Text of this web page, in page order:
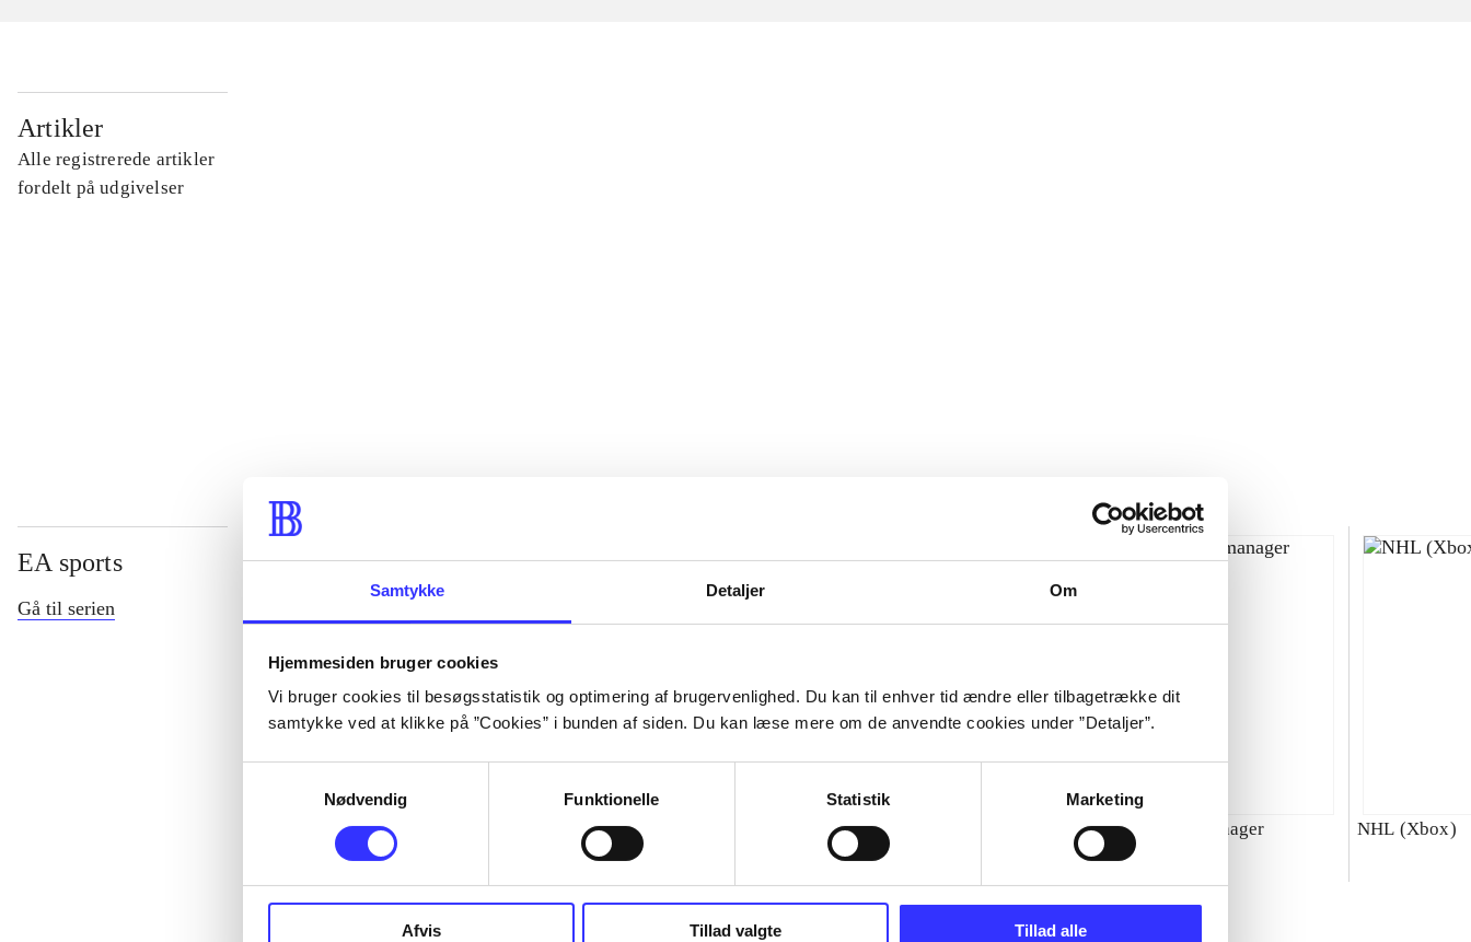
Samtykke Detaljer Om
Hjemmesiden bruger cookies
Vi bruger cookies til besøgsstatistik og optimering af brugervenlighed. Du kan til enhver tid ændre eller tilbagetrække dit
samtykke ved at klikke på ”Cookies” i bunden af siden. Du kan læse mere om de anvendte cookies under ”Detaljer”.
Nødvendig
Funktionelle Statistik Marketing
Afvis Tillad valgte Tillad alle
Artikler
Alle registrerede artikler
fordelt på udgivelser
EA sports
Gå til serien
NHL (Pc) NBA live (Pc)
Superbike 2000 : SBK
superbike world
championship
Total club manager NHL (Xbox)